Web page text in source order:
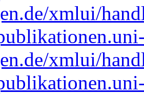
xmlui/
xmlui/